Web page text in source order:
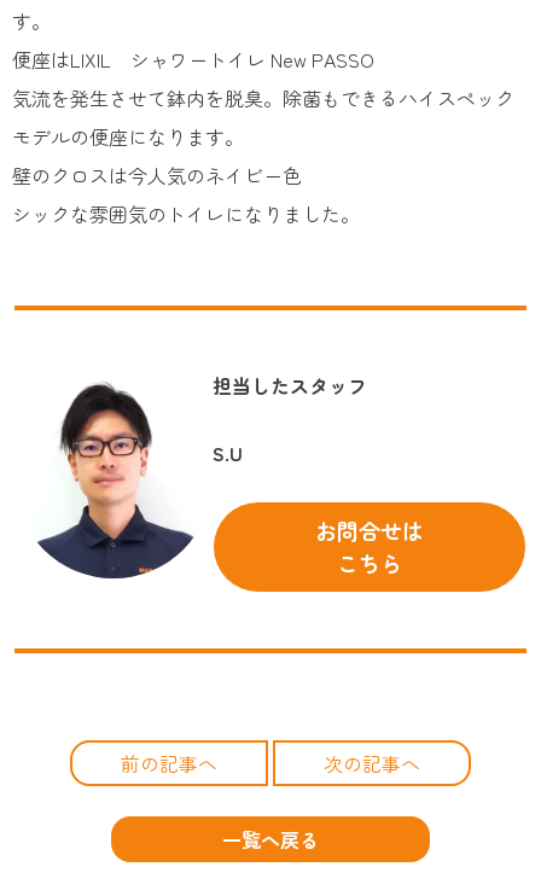
す。
便座はLIXIL シャワートイレ New PASSO
気流を発生させて鉢内を脱臭。除菌もできるハイスペック
モデルの便座になります。
壁のクロスは今人気のネイビー色
シックな雰囲気のトイレになりました。
担当したスタッフ
S.U
お問合せは
こちら
前の記事へ 次の記事へ
一覧へ戻る